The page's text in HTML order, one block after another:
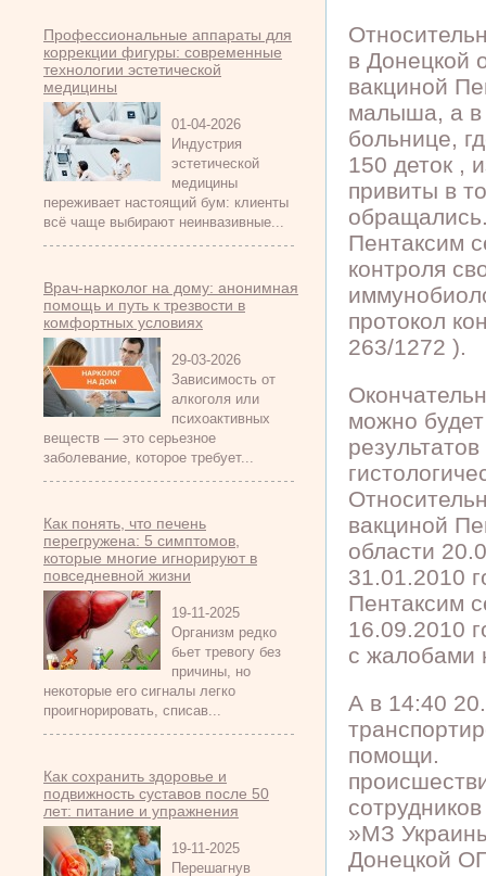
Профессиональные аппараты для
коррекции фигуры: современные
технологии эстетической
медицины
01-04-2026
Индустрия
эстетической
медицины
переживает настоящий бум: клиенты
всё чаще выбирают неинвазивные...
Врач-нарколог на дому: анонимная
помощь и путь к трезвости в
комфортных условиях
29-03-2026
Зависимость от
алкоголя или
психоактивных
веществ — это серьезное
заболевание, которое требует...
Как понять, что печень
перегружена: 5 симптомов,
которые многие игнорируют в
повседневной жизни
19-11-2025
Организм редко
бьет тревогу без
причины, но
некоторые его сигналы легко
проигнорировать, списав...
Как сохранить здоровье и
подвижность суставов после 50
лет: питание и упражнения
19-11-2025
Перешагнув
в Донецкой
вакциной
малыша, а в
больнице,
150 деток ,
привиты в
Пентаксим
контроля
протокол
263/1272 ).
можно
вакциной
области
31.01.2010
Пентаксим
16.09.2010
с жалобами
А в 14:40
помощи.
»МЗ
Донецкой